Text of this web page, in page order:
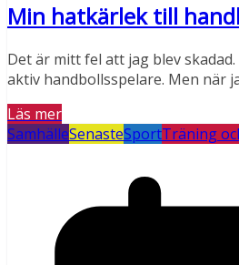
Min hatkärlek till
Det är mitt fel att jag blev
aktiv handbollsspelare. Men när
Läs mer
SamhälleSenasteSportTräning